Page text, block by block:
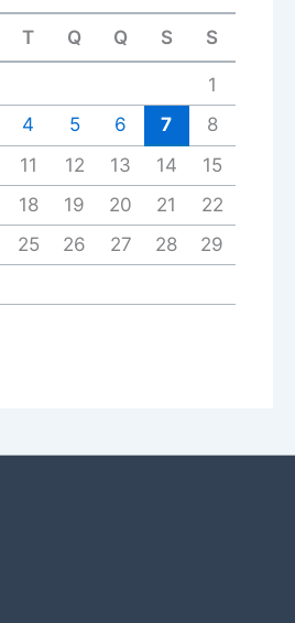
T Q Q S S
1
4 5 6 7
8
11 12 13 14
15
18 19 20 21
22
25 26 27 28
29